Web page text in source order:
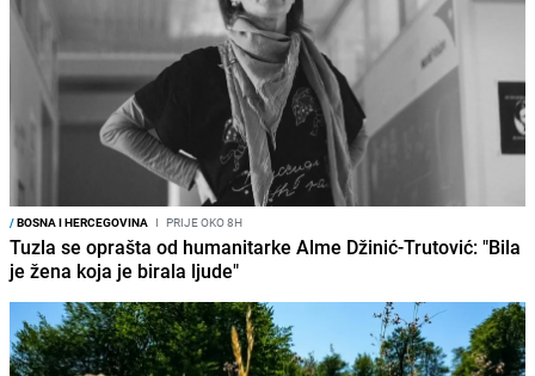
/BOSNA I HERCEGOVINA I PRIJE OKO 8H
Tuzla se oprašta od humanitarke Alme Džinić-Trutović: "Bila
je žena koja je birala ljude"